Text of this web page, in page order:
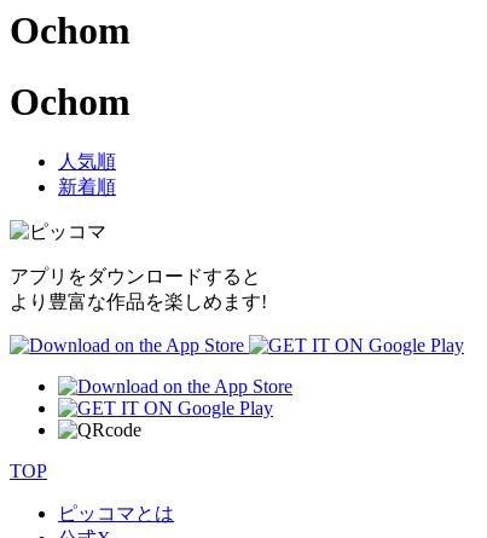
Ochom
Ochom
人気順
新着順
アプリをダウンロードすると
より豊富な作品を楽しめます!
TOP
ピッコマとは